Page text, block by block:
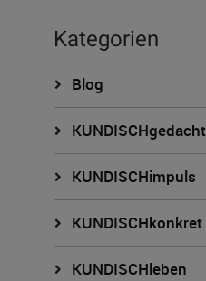
Kategorien
Blog
KUNDISCHgedacht
KUNDISCHimpuls
KUNDISCHkonkret
KUNDISCHleben